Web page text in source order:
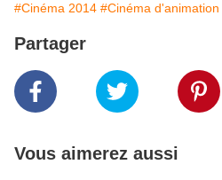
#Cinéma 2014 #Cinéma d'animation
Partager
Vous aimerez aussi